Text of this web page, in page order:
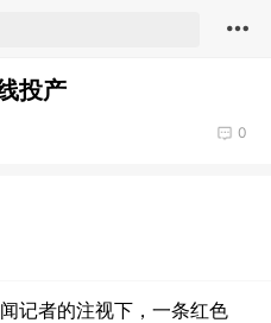
投产
0
记者的注视下，一条红色